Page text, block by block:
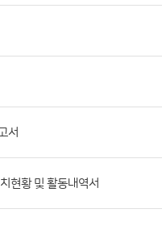
서
현황 및 활동내역서